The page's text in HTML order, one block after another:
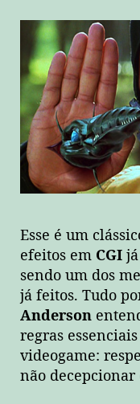
Esse é um
efeitos em CGI
sendo um dos
já feitos. Tudo
Anderson
regras
videogame:
não decepcionar